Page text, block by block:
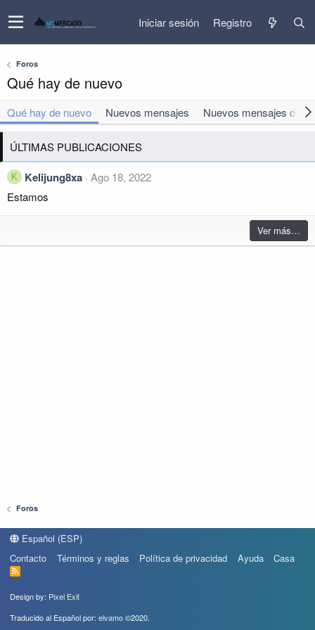
Iniciar sesión Registro
Foros
Qué hay de nuevo
Qué hay de nuevo Nuevos mensajes Nuevos mensajes del
ÚLTIMAS PUBLICACIONES
K Kelijung8xa Ago 18, 2022
Estamos
Ver más…
Foros
Español (ESP)
Contacto
Términos y reglas Política de privacidad Ayuda Casa
R
S
Design by: Pixel Exit
Traducido al Español por: elvamo©2020.